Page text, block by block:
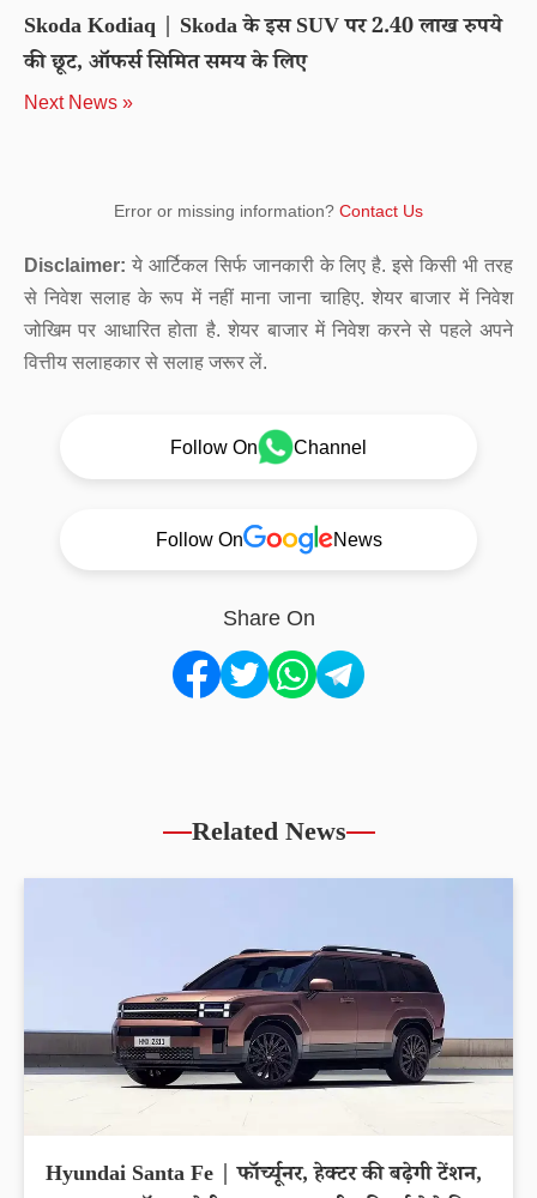
Skoda Kodiaq | Skoda के इस SUV पर 2.40 लाख रुपये
की छूट, ऑफर्स सिमित समय के लिए
Next News »
Error or missing information? Contact Us
Disclaimer: ये आर्टिकल सिर्फ जानकारी के लिए है. इसे किसी भी तरह
से निवेश सलाह के रूप में नहीं माना जाना चाहिए. शेयर बाजार में निवेश
जोखिम पर आधारित होता है. शेयर बाजार में निवेश करने से पहले अपने
वित्तीय सलाहकार से सलाह जरूर लें.
Follow On Channel
Follow On News
Share On
Related News
Hyundai Santa Fe | फॉर्च्यूनर, हेक्टर की बढ़ेगी टेंशन,